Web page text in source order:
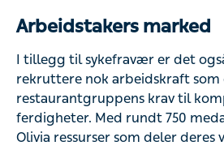
Arbeidstakers marked
I tillegg til sykefravær er det
rekruttere nok arbeidskraft
restaurantgruppens krav til
ferdigheter. Med rundt 750
Olivia ressurser som deler